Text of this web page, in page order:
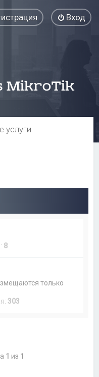
Вход
услуги
8
только
303
1 из 1